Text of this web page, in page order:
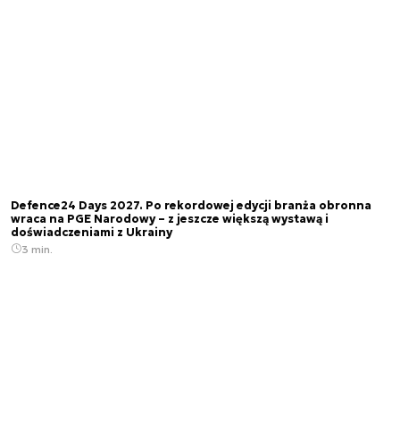
Defence24 Days 2027. Po rekordowej edycji branża obronna
wraca na PGE Narodowy – z jeszcze większą wystawą i
doświadczeniami z Ukrainy
3 min.